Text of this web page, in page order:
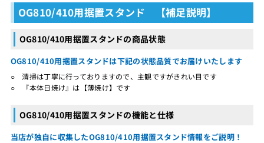
OG810/410用据置スタンド 【補足説明】
OG810/410用据置スタンドの商品状態
OG810/410用据置スタンドは下記の状態品質でお届けいたします
○ 清掃は丁寧に行っておりますので、主観ですがきれい目です
○ 『本体日焼け』は【薄焼け】です
OG810/410用据置スタンドの機能と仕様
当店が独自に収集したOG810/410用据置スタンド情報をご説明！